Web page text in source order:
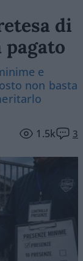
di
e
non basta
1.5k 3